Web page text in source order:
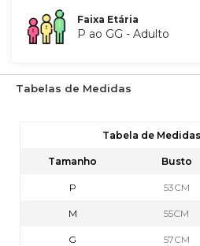
Faixa Etária
P ao GG - Adulto
Tabelas de Medidas
Tabela de
Tamanho Busto
P 53CM
M 55CM
G 57CM